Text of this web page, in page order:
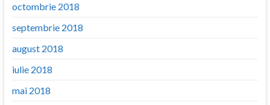
octombrie 2018
septembrie 2018
august 2018
iulie 2018
mai 2018